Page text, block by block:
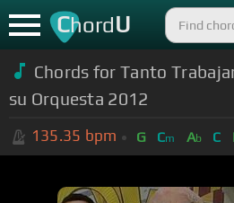
ChordU
Chords for Tanto
su Orquesta 2012
135.35 bpm G Cm Ab C